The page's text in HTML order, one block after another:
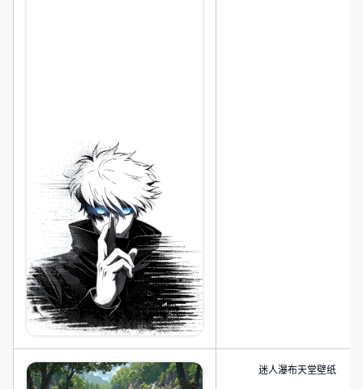
迷人瀑布天堂壁纸